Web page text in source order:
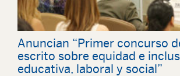
Anuncian “Primer concurso
escrito sobre equidad e
educativa, laboral y social”